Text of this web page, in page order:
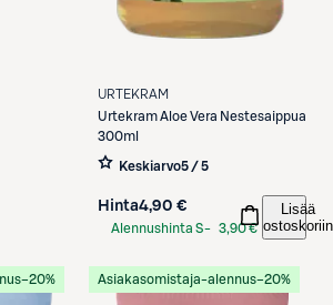
URTEKRAM
UrtekramAloe Vera Nestesaippua
300ml
Keskiarvo5 / 5
Hinta4,90 €
Alennushinta S- 3,90 €
Lisää
ostoskoriin
−20% Asiakasomistaja-alennus−20%